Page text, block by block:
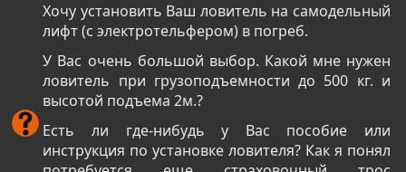
Хочу установить Ваш ловитель на самодельный
лифт (с электротельфером) в погреб.
У Вас очень большой выбор. Какой мне нужен
ловитель при грузоподъемности до 500 кг. и
высотой подъема 2м.?
Есть ли где-нибудь у Вас пособие или
инструкция по установке ловителя? Как я понял